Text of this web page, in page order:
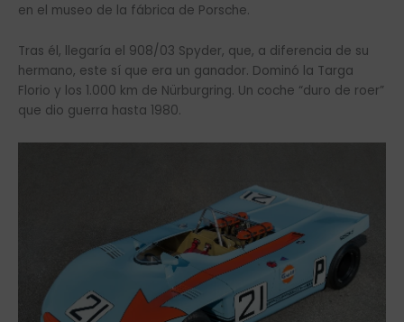
en el museo de la fábrica de Porsche.
Tras él, llegaría el 908/03 Spyder, que, a diferencia de su
hermano, este sí que era un ganador. Dominó la Targa
Florio y los 1.000 km de Nürburgring. Un coche “duro de roer”
que dio guerra hasta 1980.